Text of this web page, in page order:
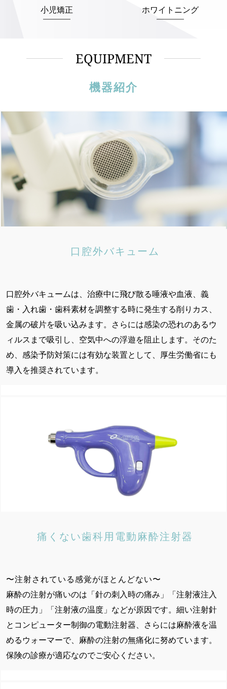
小児矯正 ホワイトニング
EQUIPMENT
機器紹介
口腔外バキューム
口腔外バキュームは、治療中に飛び散る唾液や血液、義
歯・入れ歯・歯科素材を調整する時に発生する削りカス、
金属の破片を吸い込みます。さらには感染の恐れのあるウ
ィルスまで吸引し、空気中への浮遊を阻止します。そのた
め、感染予防対策には有効な装置として、厚生労働省にも
導入を推奨されています。
痛くない歯科用電動麻酔注射器
〜注射されている感覚がほとんどない〜
麻酔の注射が痛いのは「針の刺入時の痛み」「注射液注入
時の圧力」「注射液の温度」などが原因です。細い注射針
とコンピューター制御の電動注射器、さらには麻酔液を温
めるウォーマーで、麻酔の注射の無痛化に努めています。
保険の診療が適応なのでご安心ください。